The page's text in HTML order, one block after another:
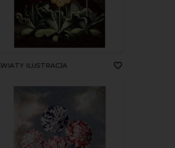
KWIATY ILUSTRACJA